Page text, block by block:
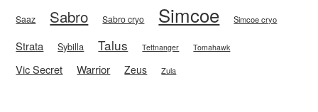
Saaz Sabro Sabro cryo Simcoe Simcoe cryo
Strata Sybilla Talus Tettnanger Tomahawk
Vic Secret Warrior Zeus Zula